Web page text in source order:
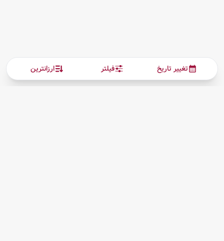
ارزانترین فیلتر تغییر تاریخ